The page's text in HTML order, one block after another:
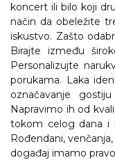
POST IT
TORBE
NA PUTU
NOVČANICI
KIŠOBRANI
U KUĆI
koncert ili bilo koji
način da obeležite
iskustvo. Zašto
Birajte između
Personalizujte
porukama. Laka
označavanje
Napravimo ih od
tokom celog dana i
Rođendani,
događaj imamo